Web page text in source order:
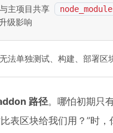
主项目共享
级影响
法单独测试、构建、部署区
路径。哪怕初期只
表区块给我们用？”时